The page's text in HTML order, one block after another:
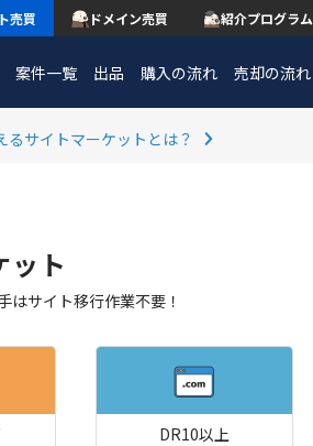
売買 ドメイン売買 紹介プログラム
案件一覧 出品 購入の流れ 売却の流れ
サイトマーケットとは？
ット
サイト移行作業不要！
DR10以上